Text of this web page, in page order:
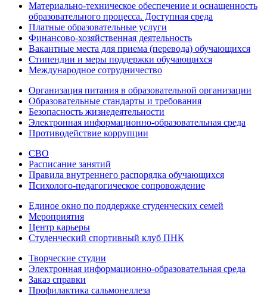
Материально-техническое обеспечение и оснащенность
образовательного процесса. Доступная среда
Платные образовательные услуги
Финансово-хозяйственная деятельность
Вакантные места для приема (перевода) обучающихся
Стипендии и меры поддержки обучающихся
Международное сотрудничество
Организация питания в образовательной организации
Образовательные стандарты и требования
Безопасность жизнедеятельности
Электронная информационно-образовательная среда
Противодействие коррупции
СВО
Расписание занятий
Правила внутреннего распорядка обучающихся
Психолого-педагогическое сопровождение
Единое окно по поддержке студенческих семей
Мероприятия
Центр карьеры
Студенческий спортивный клуб ПНК
Творческие студии
Электронная информационно-образовательная среда
Заказ справки
Профилактика сальмонеллеза